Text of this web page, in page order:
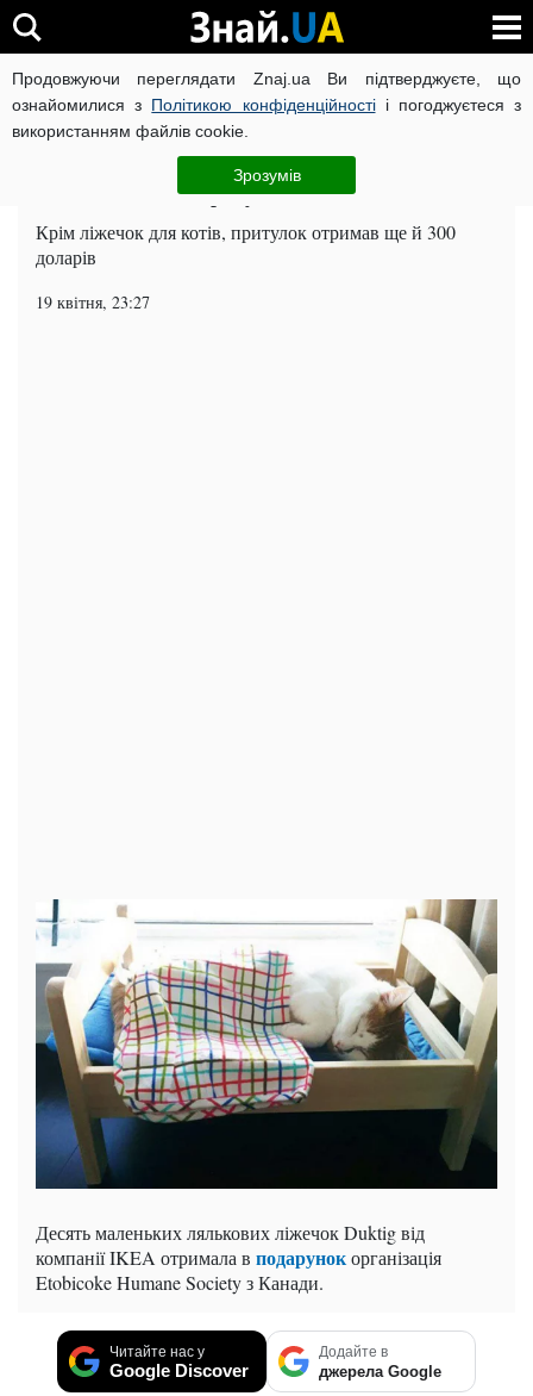
Продовжуючи переглядати Znaj.ua Ви підтверджуєте, що
ознайомилися з Політикою конфіденційностіі погоджуєтеся з
використанням файлів cookie.
Зрозумів
ВІЙНА РОСІЇ ПРОТИ УКРАЇНИ КОРОНАВІРУС В УКРАЇНІ
ЧИТАТЬ НА РУССКОМ
ІКЕА вклала безпритульних котів в ліжка
Крім ліжечок для котів, притулок отримав ще й 300
доларів
19 квітня, 23:27
Десять маленьких лялькових ліжечок Duktig від
компанії IKEA отримала в подарунокорганізація
Etobicoke Humane Society з Канади.
Читайте нас у
Google Discover
Додайте в
джерела Google